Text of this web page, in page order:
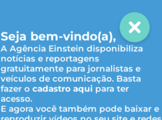
Seja bem-vindo(a),
A Agência Einstein disponibiliza
notícias e reportagens
gratuitamente para jornalistas e
veículos de comunicação. Basta
fazer ocadastro aqui para ter
acesso.
E agora você também pode baixar e
Como as terapias-alvo agem no
tratamento do câncer?
Oncologia